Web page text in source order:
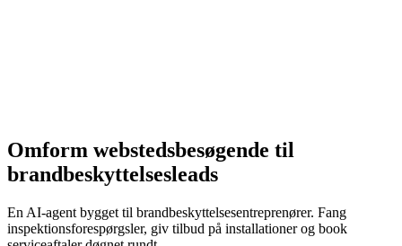
Omform webstedsbesøgende til
brandbeskyttelsesleads
En AI-agent bygget til brandbeskyttelsesentreprenører. Fang
inspektionsforespørgsler, giv tilbud på installationer og book